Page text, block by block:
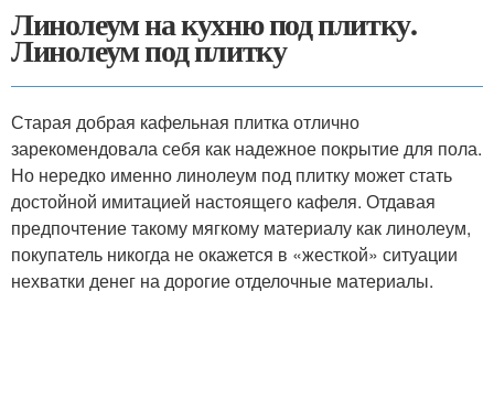
Линолеум на кухню под плитку.
Линолеум под плитку
Старая добрая кафельная плитка отлично
зарекомендовала себя как надежное покрытие для пола.
Но нередко именно линолеум под плитку может стать
достойной имитацией настоящего кафеля. Отдавая
предпочтение такому мягкому материалу как линолеум,
покупатель никогда не окажется в «жесткой» ситуации
нехватки денег на дорогие отделочные материалы.